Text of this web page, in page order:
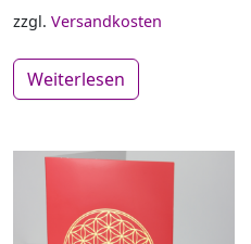
zzgl. Versandkosten
Weiterlesen